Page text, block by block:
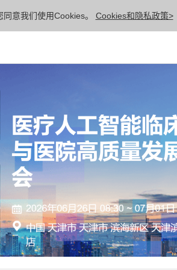
意我们使用Cookies。 Cookies和隐私政策>